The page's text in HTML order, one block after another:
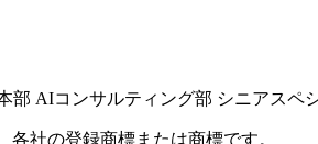
部 AIコンサルティング部 シニアスペ
社の登録商標または商標です。